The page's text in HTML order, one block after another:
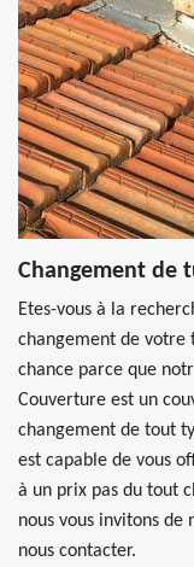
Changement de
Etes-vous à la
changement de votre
chance parce que
Couverture est un
changement de tout
est capable de vous
à un prix pas du tout
nous vous invitons de
nous contacter.